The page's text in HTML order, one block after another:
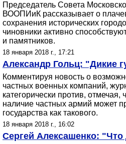
Председатель Совета
ВООПИиК рассказывает о
сохранения исторических
чиновники активно
и памятников.
18 января 2018 г., 17:21
Александр Гольц: "Дикие
Комментируя новость о
частных военных компаний,
категорически против, отмечая,
наличие частных армий может
государства как такового.
18 января 2018 г., 16:02
Сергей Алексашенко: "Что